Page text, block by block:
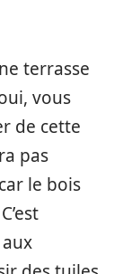
terrasse
vous
de cette
pas
le bois